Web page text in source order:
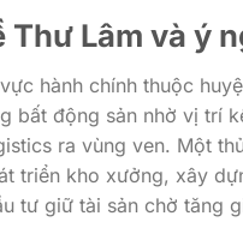
Thư Lâm và ý
hành chính thuộc
bất động sản nhờ vị trí
ra vùng ven. Một
triển kho xưởng, xây
tư giữ tài sản chờ tăng